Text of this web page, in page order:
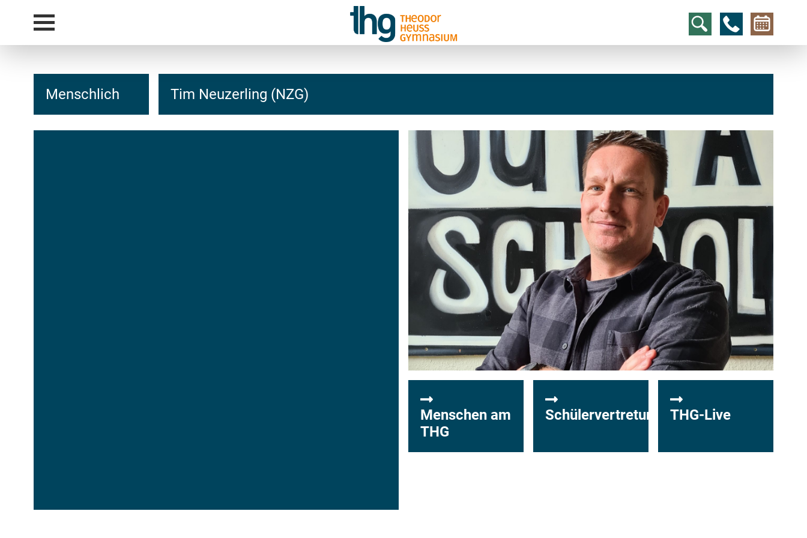
ed.ne
kalsn
id-gh
t@elu
hcs
Menschlich Tim Neuzerling (NZG)
Menschen am
THG
Schülervertretung THG-Live